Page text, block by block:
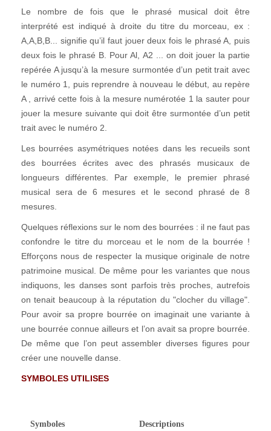
Le nombre de fois que le phrasé musical doit être
interprété est indiqué à droite du titre du morceau, ex :
A,A,B,B... signifie qu’il faut jouer deux fois le phrasé A, puis
deux fois le phrasé B. Pour Al, A2 ... on doit jouer la partie
repérée A jusqu’à la mesure surmontée d’un petit trait avec
le numéro 1, puis reprendre à nouveau le début, au repère
A , arrivé cette fois à la mesure numérotée 1 la sauter pour
jouer la mesure suivante qui doit être surmontée d’un petit
trait avec le numéro 2.
Les bourrées asymétriques notées dans les recueils sont
des bourrées écrites avec des phrasés musicaux de
longueurs différentes. Par exemple, le premier phrasé
musical sera de 6 mesures et le second phrasé de 8
mesures.
Quelques réflexions sur le nom des bourrées : il ne faut pas
confondre le titre du morceau et le nom de la bourrée !
Efforçons nous de respecter la musique originale de notre
patrimoine musical. De même pour les variantes que nous
indiquons, les danses sont parfois très proches, autrefois
on tenait beaucoup à la réputation du "clocher du village".
Pour avoir sa propre bourrée on imaginait une variante à
une bourrée connue ailleurs et l’on avait sa propre bourrée.
De même que l’on peut assembler diverses figures pour
créer une nouvelle danse.
SYMBOLES UTILISES
Symboles Descriptions